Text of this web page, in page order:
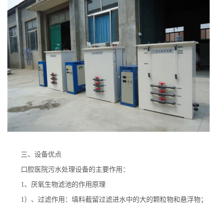
三、设备优点
口腔医院污水处理设备的主要作用：
1 、厌氧生物滤池的作用原理
1 ）、过滤作用：填料截留过滤进水中的大的颗粒物和悬浮物；